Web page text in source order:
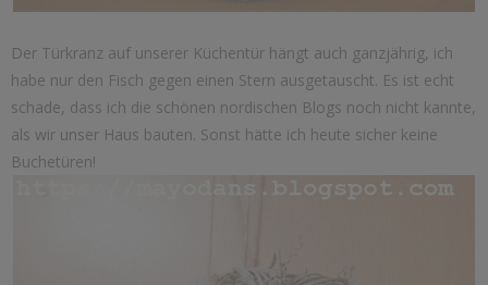
Der Türkranz auf unserer Küchentür hängt auch ganzjährig, ich
habe nur den Fisch gegen einen Stern ausgetauscht. Es ist echt
schade, dass ich die schönen nordischen Blogs noch nicht kannte,
als wir unser Haus bauten. Sonst hätte ich heute sicher keine
Buchetüren!